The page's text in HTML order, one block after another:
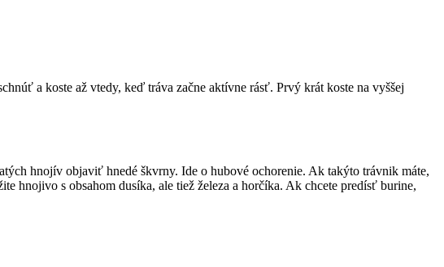
a koste až vtedy, keď tráva začne aktívne rásť. Prvý krát koste na vyššej
hnojív objaviť hnedé škvrny. Ide o hubové ochorenie. Ak takýto trávnik máte,
hnojivo s obsahom dusíka, ale tiež železa a horčíka. Ak chcete predísť burine,